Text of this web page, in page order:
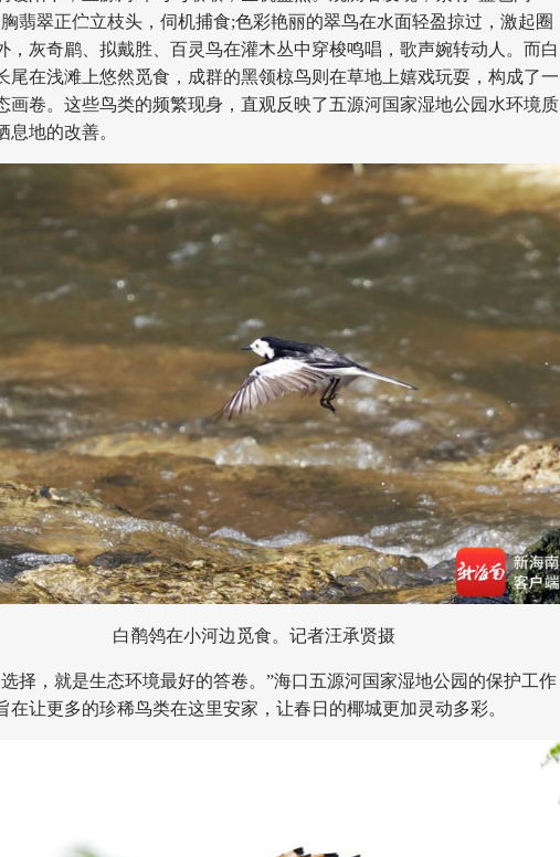
翡翠正伫立枝头，伺机捕食;色彩艳丽的翠鸟在水面轻盈掠过，激起圈
，灰奇鹛、拟戴胜、百灵鸟在灌木丛中穿梭鸣唱，歌声婉转动人。而白
尾在浅滩上悠然觅食，成群的黑领椋鸟则在草地上嬉戏玩耍，构成了一
画卷。这些鸟类的频繁现身，直观反映了五源河国家湿地公园水环境质
息地的改善。
白鹡鸰在小河边觅食。记者汪承贤摄
，就是生态环境最好的答卷。”海口五源河国家湿地公园的保护工作
在让更多的珍稀鸟类在这里安家，让春日的椰城更加灵动多彩。